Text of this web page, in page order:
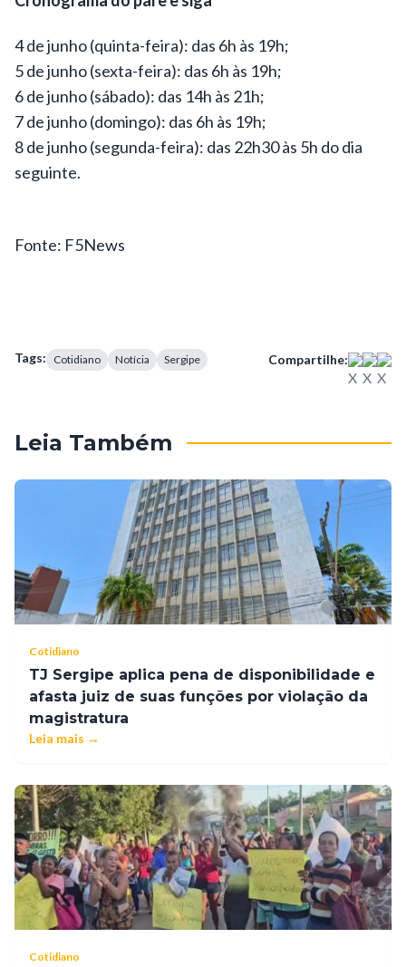
4 de junho (quinta-feira): das 6h às 19h;
5 de junho (sexta-feira): das 6h às 19h;
6 de junho (sábado): das 14h às 21h;
7 de junho (domingo): das 6h às 19h;
8 de junho (segunda-feira): das 22h30 às 5h do dia
seguinte.
Fonte: F5News
Tags: Cotidiano Notícia Sergipe Compartilhe:
Leia Também
Cotidiano
TJ Sergipe aplica pena de disponibilidade e
afasta juiz de suas funções por violação da
magistratura
Leia mais →
Cotidiano